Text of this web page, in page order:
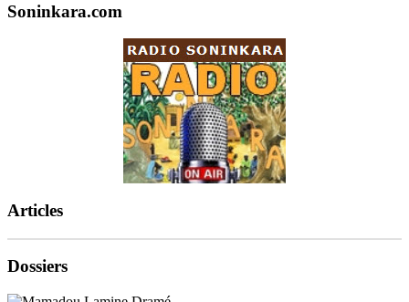
Soninkara.com
Articles
Dossiers